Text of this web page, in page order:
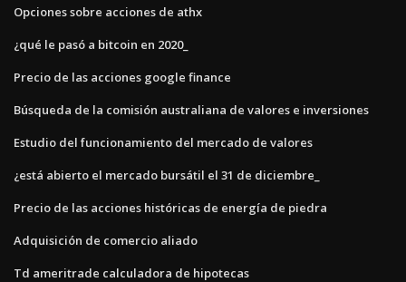
Opciones sobre acciones de athx
¿qué le pasó a bitcoin en 2020_
Precio de las acciones google finance
Búsqueda de la comisión australiana de valores e inversiones
Estudio del funcionamiento del mercado de valores
¿está abierto el mercado bursátil el 31 de diciembre_
Precio de las acciones históricas de energía de piedra
Adquisición de comercio aliado
Td ameritrade calculadora de hipotecas